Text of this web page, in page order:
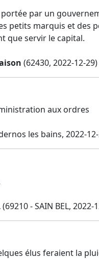
par un
petits marquis et des
que servir le capital.
(62430, 2022-12-29)
aux ordres
les bains, 2022-
(69210 - SAIN BEL, 2022-
élus feraient la